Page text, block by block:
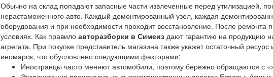
Обычно на склад попадают запасные части извлеченные перед утилизацией,
нерастаможенного авто. Каждый демонтированный узел, каждая
оборудования и при необходимости проходит восстановление. После ремонта
условиях. Как правило авторазборки в Симеиз дают гарантию на продукцию
агрегата. При покупке представитель магазина также укажет остаточный
иномарок, что обусловлено следующими факторами:
Иностранцы часто меняют автомобили, поэтому бережно обращаются с